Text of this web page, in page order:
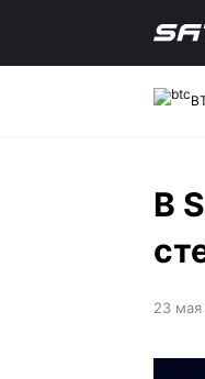
В
23 мая